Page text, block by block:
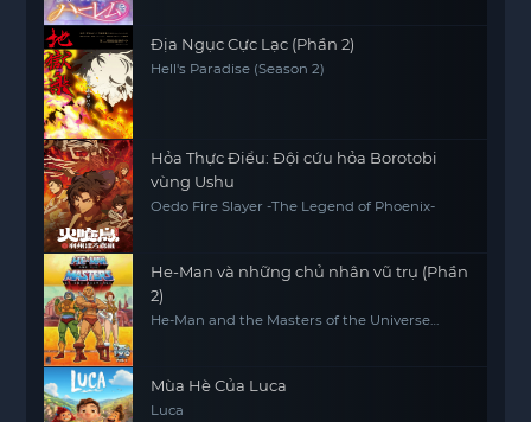
Địa Ngục Cực Lạc (Phần 2)
Hell's Paradise (Season 2)
Hỏa Thực Điểu: Đội cứu hỏa Borotobi
vùng Ushu
Oedo Fire Slayer -The Legend of Phoenix-
He-Man và những chủ nhân vũ trụ (Phần
2)
He-Man and the Masters of the Universe
Mùa Hè Của Luca
Luca